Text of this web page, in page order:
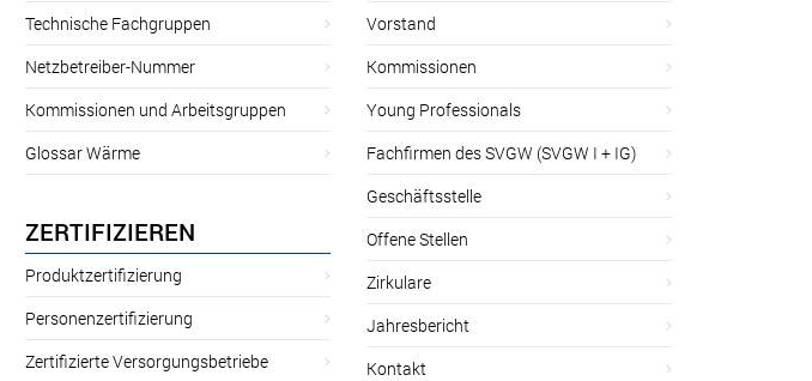
Technische Fachgruppen
Netzbetreiber-Nummer
Kommissionen und Arbeitsgruppen
Glossar Wärme
ZERTIFIZIEREN
Produktzertifizierung
Personenzertifizierung
Zertifizierte Versorgungsbetriebe
Vorstand
Kommissionen
Young Professionals
Fachfirmen des SVGW (SVGW I + IG)
Geschäftsstelle
Offene Stellen
Zirkulare
Jahresbericht
Kontakt